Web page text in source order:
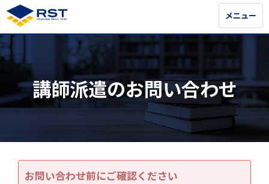
メニュー
メニュー
講師派遣のお問い合わせ
お問い合わせ前にご確認ください